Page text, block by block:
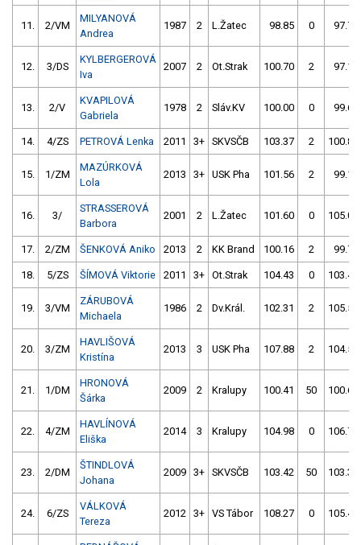
11. 2/VM
MILYANOVÁ
Andrea
1987 2 L.Žatec 98.85 0 97.79
12. 3/DS
KYLBERGEROVÁ
Iva
2007 2 Ot.Strak 100.70 2 97.10
13. 2/V
KVAPILOVÁ
Gabriela
1978 2 Sláv.KV 100.00 0 99.64
14. 4/ZS PETROVÁ Lenka 2011 3+ SKVSČB 103.37 2 100.87
15. 1/ZM
MAZÚRKOVÁ
Lola
2013 3+ USK Pha 101.56 2 99.19
16. 3/
STRASSEROVÁ
Barbora
2001 2 L.Žatec 101.60 0 105.05
17. 2/ZM ŠENKOVÁ Aniko 2013 2 KK Brand 100.16 2 99.78
18. 5/ZS ŠÍMOVÁ Viktorie 2011 3+ Ot.Strak 104.43 0 103.40
19. 3/VM
ZÁRUBOVÁ
Michaela
1986 2 Dv.Král. 102.31 2 105.59
20. 3/ZM
HAVLIŠOVÁ
Kristína
2013 3 USK Pha 107.88 2 104.52
21. 1/DM
HRONOVÁ
Šárka
2009 2 Kralupy 100.41 50 100.63
22. 4/ZM
HAVLÍNOVÁ
Eliška
2014 3 Kralupy 104.98 0 106.73
23. 2/DM
ŠTINDLOVÁ
Johana
2009 3+ SKVSČB 103.42 50 103.39
24. 6/ZS
VÁLKOVÁ
Tereza
2012 3+ VS Tábor 108.27 0 105.47